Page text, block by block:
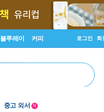
블루레이 커피 로그인 회
중고 외서
N